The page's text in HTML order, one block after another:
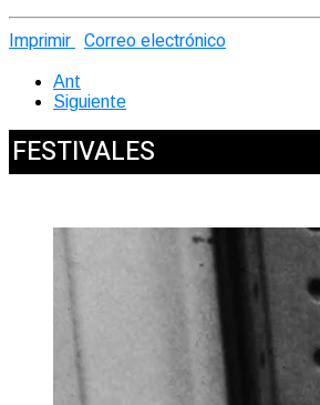
Imprimir Correo electrónico
Ant
Siguiente
FESTIVALES